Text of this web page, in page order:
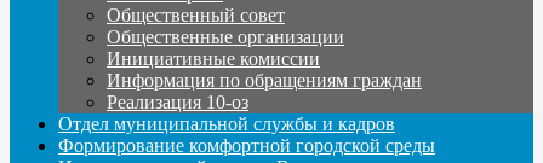
Общественный совет
Общественные организации
Инициативные комиссии
Информация по обращениям граждан
Реализация 10-оз
Отдел муниципальной службы и кадров
Формирование комфортной городской среды